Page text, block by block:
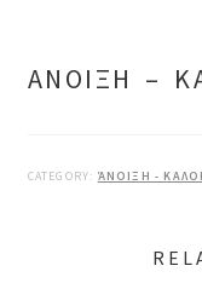
ΑΝΟΙΞΗ –
CATEGORY: ΆΝΟΙΞΗ -